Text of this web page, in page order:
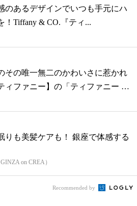
のあるデザインでいつも手元にハ
！Tiffany & CO.『ティ...
その唯一無二のかわいさに惹かれ
ィファニー】の「ティファニー イ
りも美髪ケアも！ 銀座で体感する
on CREA）
Recommended by